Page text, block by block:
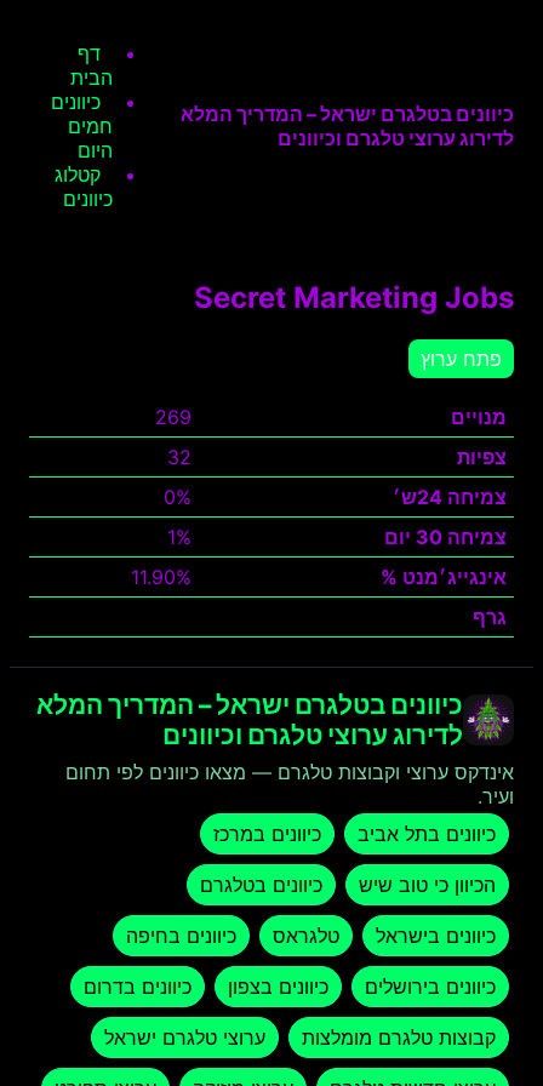
כיוונים בטלגרם ישראל – המדריך המלא
לדירוג ערוצי טלגרם וכיוונים
דף
הבית
כיוונים
חמים
היום
קטלוג
כיוונים
Secret Marketing Jobs
פתח ערוץ
מנויים
269
צפיות
32
צמיחה 24ש׳
0%
צמיחה 30 יום
1%
אינגייג׳מנט %
11.90%
גרף
כיוונים בטלגרם ישראל – המדריך המלא
לדירוג ערוצי טלגרם וכיוונים
אינדקס ערוצי וקבוצות טלגרם — מצאו כיוונים לפי תחום
ועיר.
כיוונים בתל אביב
כיוונים במרכז
הכיוון כי טוב שיש כיוונים בטלגרם
כיוונים בישראל טלגראס כיוונים בחיפה
כיוונים בירושלים כיוונים בצפון כיוונים בדרום
קבוצות טלגרם מומלצות ערוצי טלגרם ישראל